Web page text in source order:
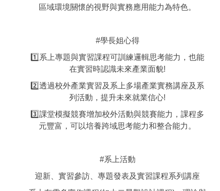
區域環境關懷的視野與實務應用能力為特色。
#學長姐心得
1️⃣系上專題與實習課程可訓練邏輯思考能力，也能
在實習時認識未來產業面貌!
2️⃣透過校外產業實習及系上多場產業實務講座及系
列活動，提升未來就業信心!
3️⃣課堂模擬競賽增加校外活動與競賽能力，課程多
元豐富，可以培養跨域思考能力和整合能力。
#系上活動
迎新、實習參訪、專題發表及實習課程系列講座